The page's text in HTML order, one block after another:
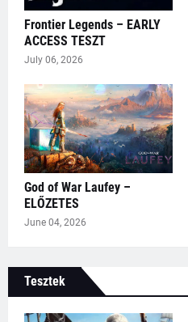
Frontier Legends – EARLY
ACCESS TESZT
July 06, 2026
God of War Laufey –
ELŐZETES
June 04, 2026
Tesztek